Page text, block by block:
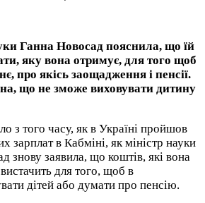
Ганна Новосад пояснила, що їй
яку вона отримує, для того щоб
про якісь заощадження і пенсії.
що не зможе виховувати дитину
з того часу, як в Україні пройшов
зарплат в Кабміні, як міністр науки
знову заявила, що коштів, які вона
для того, щоб в
дітей або думати про пенсію.